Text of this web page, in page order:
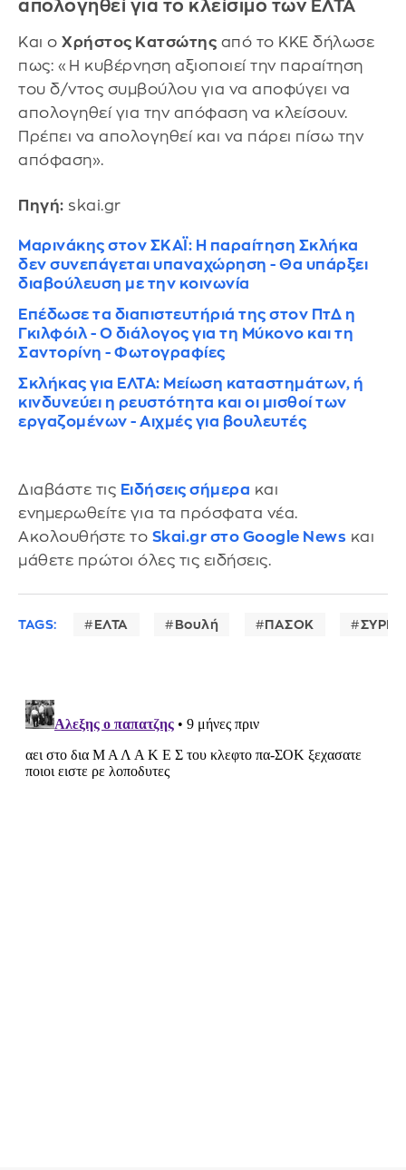
απολογηθεί για το κλείσιμο των ΕΛΤΑ
Και ο Χρήστος Κατσώτης από το ΚΚΕ δήλωσε
πως: «Η κυβέρνηση αξιοποιεί την παραίτηση
του δ/ντος συμβούλου για να αποφύγει να
απολογηθεί για την απόφαση να κλείσουν.
Πρέπει να απολογηθεί και να πάρει πίσω την
απόφαση».
Πηγή: skai.gr
Μαρινάκης στον ΣΚΑΪ: Η παραίτηση Σκλήκα
δεν συνεπάγεται υπαναχώρηση - Θα υπάρξει
διαβούλευση με την κοινωνία
Επέδωσε τα διαπιστευτήριά της στον ΠτΔ η
Γκιλφόιλ - Ο διάλογος για τη Μύκονο και τη
Σαντορίνη - Φωτογραφίες
Σκλήκας για ΕΛΤΑ: Μείωση καταστημάτων, ή
κινδυνεύει η ρευστότητα και οι μισθοί των
εργαζομένων - Αιχμές για βουλευτές
Διαβάστε τις Ειδήσεις σήμερα και
ενημερωθείτε για τα πρόσφατα νέα.
Ακολουθήστε το Skai.gr στο Google News και
μάθετε πρώτοι όλες τις ειδήσεις.
TAGS: ΕΛΤΑ Βουλή ΠΑΣΟΚ